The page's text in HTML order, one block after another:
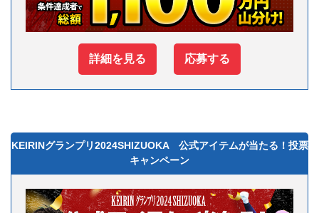
詳細を見る 応募する
KEIRINグランプリ2024SHIZUOKA 公式アイテムが当たる！投票
キャンペーン